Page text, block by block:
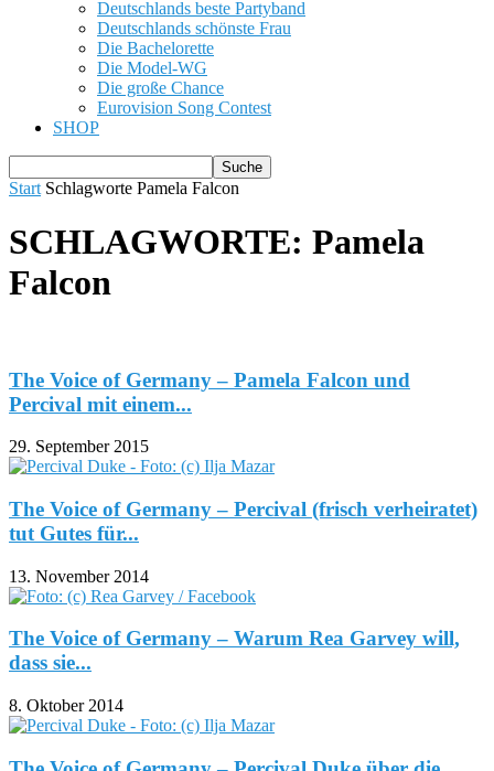
Deutschlands beste Partyband
Deutschlands schönste Frau
Die Bachelorette
Die Model-WG
Die große Chance
Eurovision Song Contest
SHOP
Start Schlagworte Pamela Falcon
SCHLAGWORTE: Pamela
Falcon
The Voice of Germany – Pamela Falcon und
Percival mit einem...
29. September 2015
The Voice of Germany – Percival (frisch verheiratet)
tut Gutes für...
13. November 2014
The Voice of Germany – Warum Rea Garvey will,
dass sie...
8. Oktober 2014